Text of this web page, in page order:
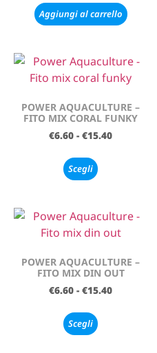
Aggiungi al carrello
POWER AQUACULTURE –
FITO MIX CORAL FUNKY
€6.60 - €15.40
Scegli
POWER AQUACULTURE –
FITO MIX DIN OUT
€6.60 - €15.40
Scegli